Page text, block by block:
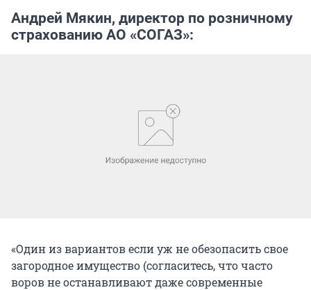
Андрей Мякин, директор по розничному
страхованию АО «СОГАЗ»:
«Один из вариантов если уж не обезопасить свое
загородное имущество (согласитесь, что часто
воров не останавливают даже современные